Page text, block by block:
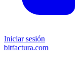
Iniciar sesión
bitfactura.com